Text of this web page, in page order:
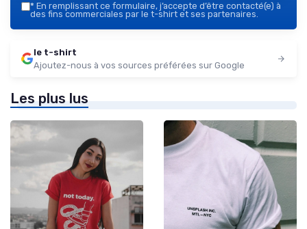
* En remplissant ce formulaire, j’accepte d’être contacté(e) à
des fins commerciales par le t-shirt et ses partenaires.
le t-shirt
Ajoutez-nous à vos sources préférées sur Google
Les plus lus